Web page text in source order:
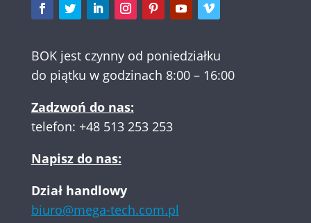
BOK jest czynny od poniedziałku
do piątku w godzinach 8:00 – 16:00
Zadzwoń do nas:
telefon: +48 513 253 253
Napisz do nas:
Dział handlowy
biuro@mega-tech.com.pl